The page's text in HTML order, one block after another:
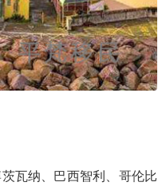
瓦纳、巴西智利、哥伦比